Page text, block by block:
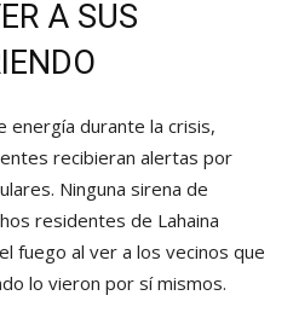
A SUS
energía durante la crisis,
recibieran alertas por
Ninguna sirena de
residentes de Lahaina
fuego al ver a los vecinos que
lo vieron por sí mismos.